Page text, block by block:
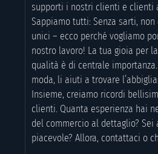
supporti i nostri clienti e clienti
Sappiamo tutti: Senza sarti,
unici – ecco perché vogliamo
nostro lavoro! La tua gioia per
qualità è di centrale
moda, li aiuti a trovare
Insieme, creiamo ricordi
clienti. Quanta esperienza hai
del commercio al dettaglio?
piacevole? Allora, contattaci o